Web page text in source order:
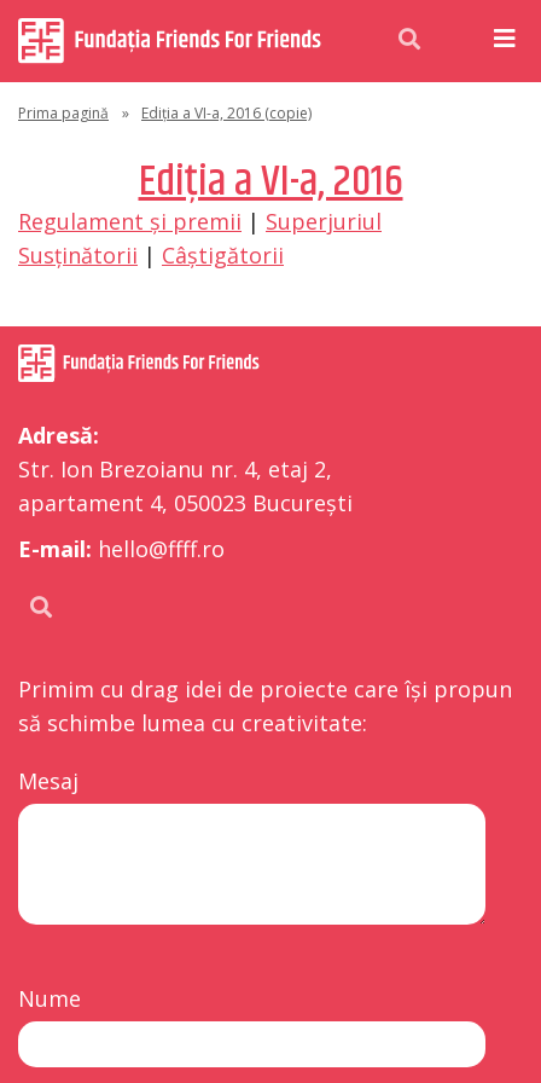
Prima pagină » Ediția a VI-a, 2016 (copie)
Ediția a VI-a, 2016
Regulament și premii | Superjuriul
Susținătorii | Câștigătorii
Adresă:
Str. Ion Brezoianu nr. 4, etaj 2,
apartament 4, 050023 București
E-mail: hello@ffff.ro
Primim cu drag idei de proiecte care își propun
să schimbe lumea cu creativitate:
Mesaj
Nume